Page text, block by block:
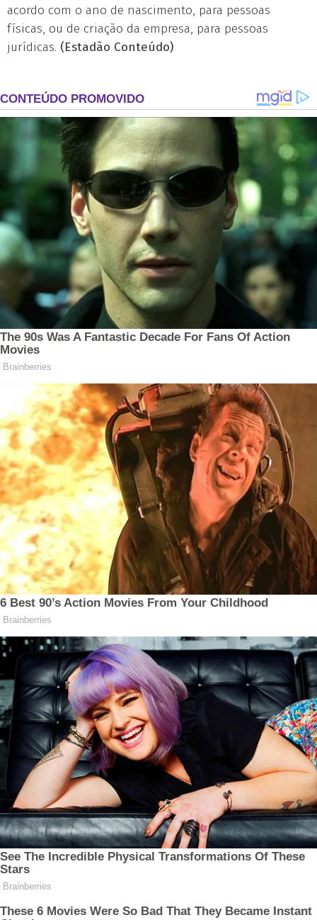
acordo com o ano de nascimento, para pessoas
físicas, ou de criação da empresa, para pessoas
jurídicas. (Estadão Conteúdo)